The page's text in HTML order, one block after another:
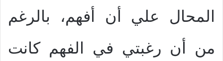
المحال علي أن أفهم، بالرغم
من أن رغبتي في الفهم كانت